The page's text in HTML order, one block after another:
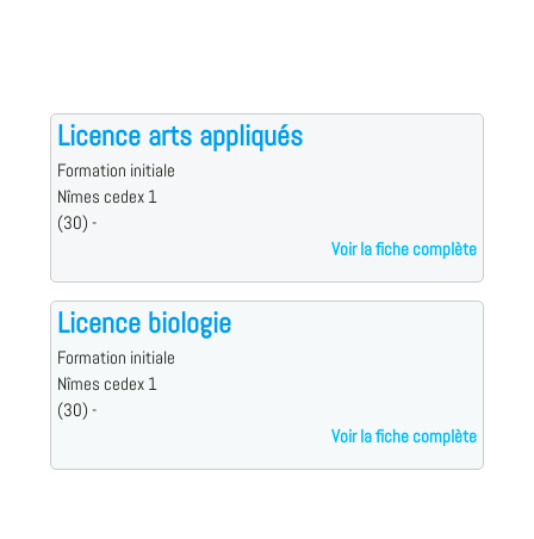
Licence arts appliqués
Formation initiale
Nîmes cedex 1
(30) -
Voir la fiche complète
Licence biologie
Formation initiale
Nîmes cedex 1
(30) -
Voir la fiche complète